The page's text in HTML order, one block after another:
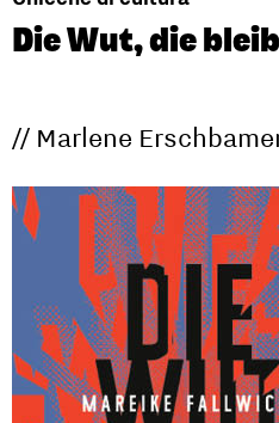
Die Wut, die
// Marlene